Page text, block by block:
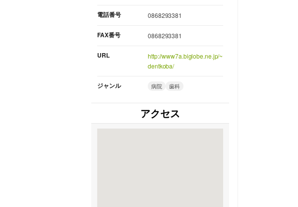
電話番号 0868293381
FAX番号 0868293381
URL
http://www7a.biglobe.ne.jp/~
dentkoba/
ジャンル 病院 歯科
アクセス